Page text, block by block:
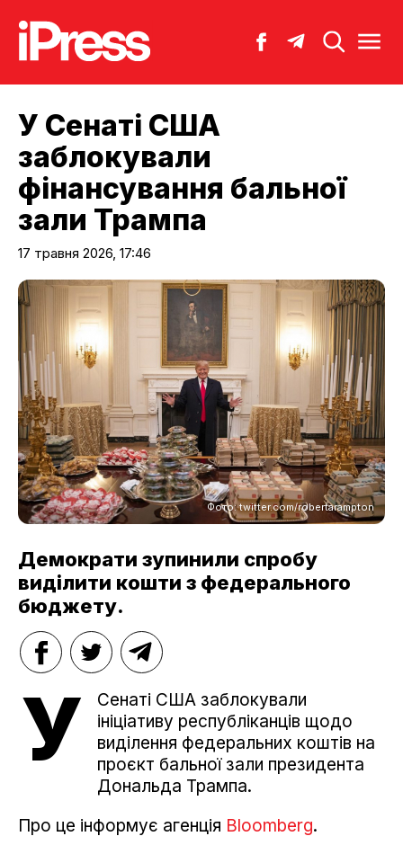
У Сенаті США
заблокували
фінансування бальної
зали Трампа
17 травня 2026, 17:46
Фото: twitter.com/robertarampton
Демократи зупинили спробу
виділити кошти з федерального
бюджету.
У
Сенаті США заблокували
ініціативу республіканців щодо
виділення федеральних коштів на
проєкт бальної зали президента
Дональда Трампа.
Про це інформує агенція Bloomberg.